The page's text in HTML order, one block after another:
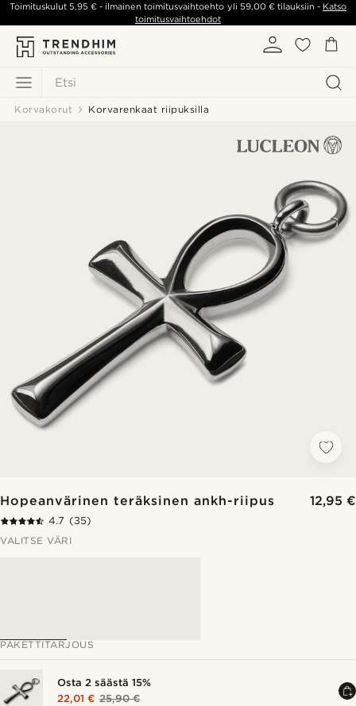
Etsi
Toimituskulut5,95 € - ilmainen toimitusvaihtoehto yli 59,00 €tilauksiin - Katso
toimitusvaihtoehdot
Korvakorut Korvarenkaat riipuksilla
Hopeanvärinen teräksinen ankh-riipus 12,95 €
4.7 (35)
VALITSE VÄRI
PAKETTITARJOUS
Osta 2 säästä 15%
22,01 € 25,90 €